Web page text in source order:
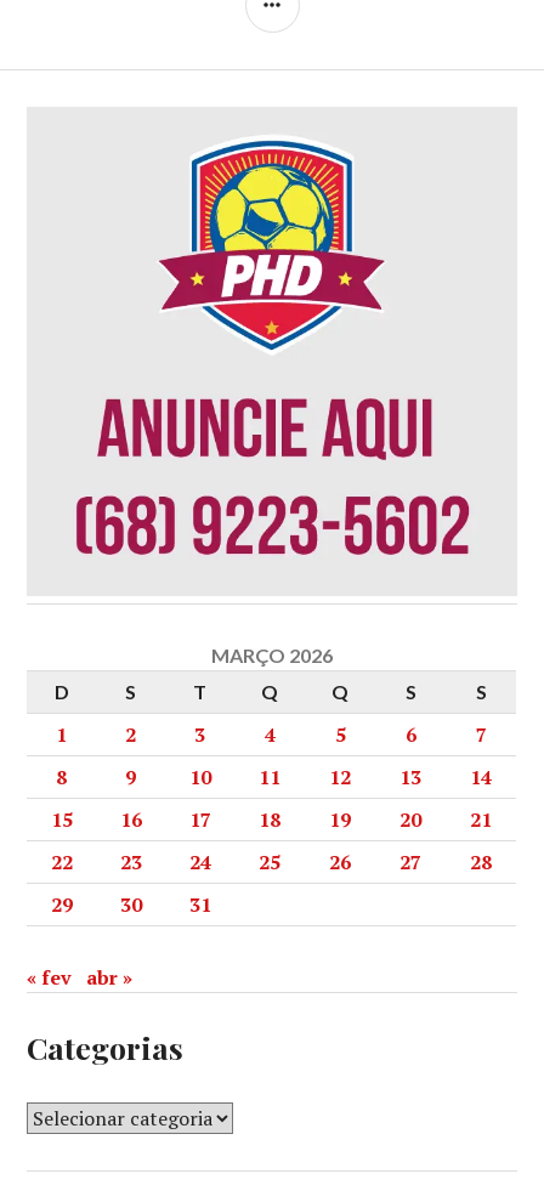
MARÇO 2026
D
S T Q Q S S
1 2 3 4 5 6
7
8
9 10 11 12 13
14
15
16 17 18 19 20
21
22
23 24 25 26 27
28
29
30 31
« fev abr »
Categorias